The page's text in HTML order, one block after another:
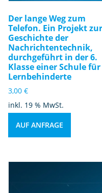
Der lange Weg zum
Telefon. Ein Projekt zur
Geschichte der
Nachrichtentechnik,
durchgeführt in der 6.
Klasse einer Schule für
Lernbehinderte
3,00 €
inkl. 19 % MwSt.
AUF ANFRAGE